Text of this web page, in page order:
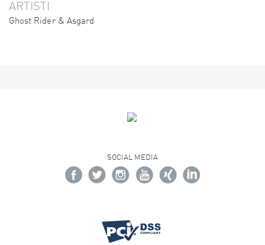
ARTISTI
Ghost Rider & Asgard
SOCIAL MEDIA